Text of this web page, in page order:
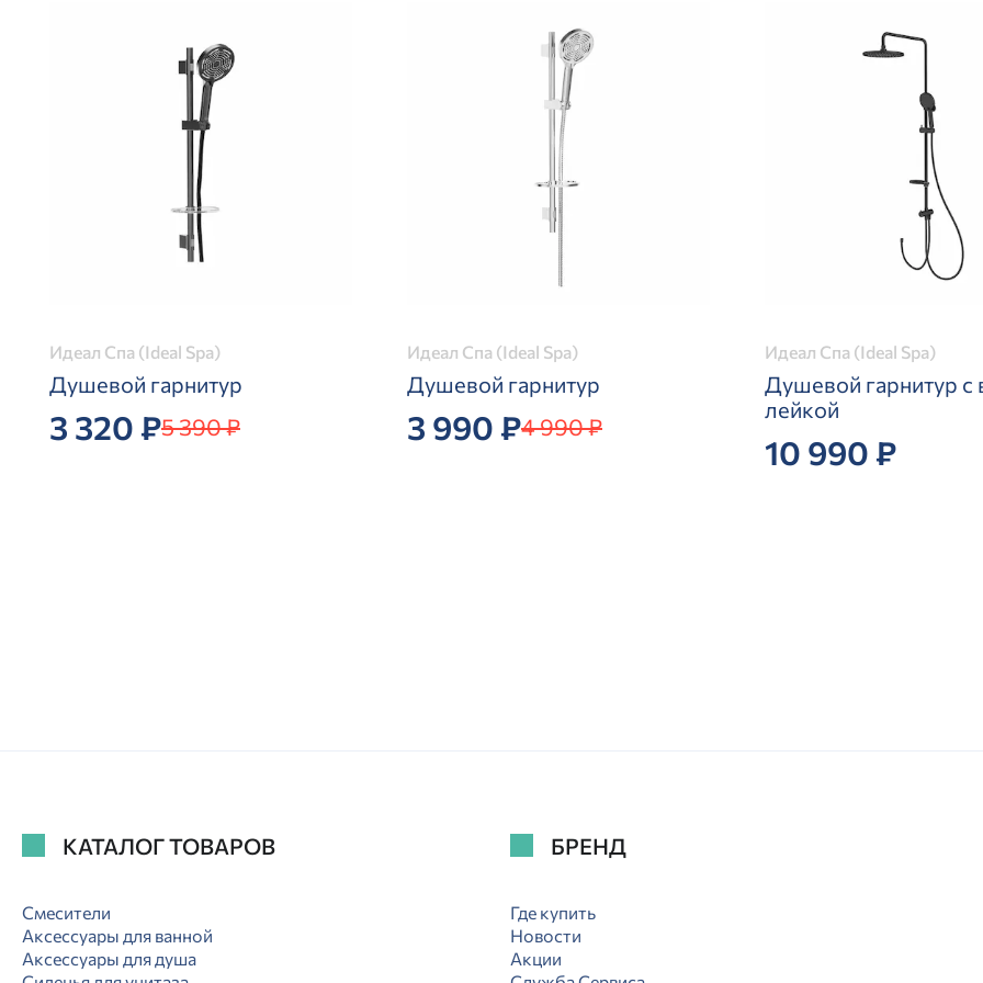
Идеал Спа (Ideal Spa)
Душевой гарнитур
3 320 ₽5 390 ₽
Идеал Спа (Ideal Spa)
Душевой гарнитур
3 990 ₽4 990 ₽
Идеал Спа (Ideal Spa)
Душевой гарнитур с
лейкой
10 990 ₽
КАТАЛОГ ТОВАРОВ
Смесители
Аксессуары для ванной
Аксессуары для душа
БРЕНД
Где купить
Новости
Акции